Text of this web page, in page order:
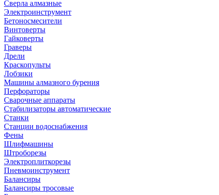
Сверла алмазные
Электроинструмент
Бетоносмесители
Винтоверты
Гайковерты
Граверы
Дрели
Краскопульты
Лобзики
Машины алмазного бурения
Перфораторы
Сварочные аппараты
Стабилизаторы автоматические
Станки
Станции водоснабжения
Фены
Шлифмашины
Штроборезы
Электроплиткорезы
Пневмоинструмент
Балансиры
Балансиры тросовые